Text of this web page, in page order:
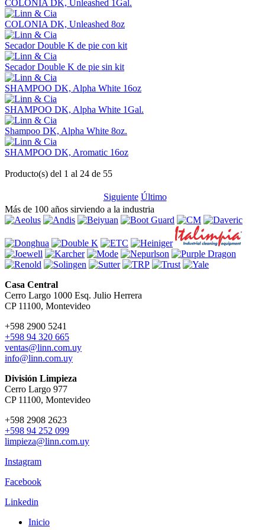
COLONIA DK, Unleashed 1Gal.
COLONIA DK, Unleashed 8oz
Secador Double K de pie con kit
Secador Double K de pie sin kit
SHAMPOO DK, Alpha White 16oz
SHAMPOO DK, Alpha White 1Gal.
Shampoo DK, Alpha White 8oz.
SHAMPOO DK, Aromatic 16oz
Producto(s) del 1 al 24 de 55
Siguiente Último
Más de 100 años sirviendo a la industria
Casa Central
Cerro Largo 1000 Esq. Julio Herrera
CP 11100, Montevideo
+598 2900 5241
+598 94 320 665
ventas@linn.com.uy
info@linn.com.uy
División Limpieza
Cerro Largo 977
CP 11100, Montevideo
+598 2908 2623
+598 94 252 099
limpieza@linn.com.uy
Instagram
Facebook
Linkedin
Inicio